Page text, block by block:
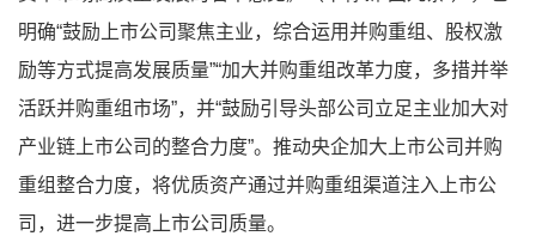
明确“鼓励上市公司聚焦主业，综合运用并购重组、股权激
励等方式提高发展质量”“加大并购重组改革力度，多措并举
活跃并购重组市场”，并“鼓励引导头部公司立足主业加大对
产业链上市公司的整合力度”。推动央企加大上市公司并购
重组整合力度，将优质资产通过并购重组渠道注入上市公
司，进一步提高上市公司质量。